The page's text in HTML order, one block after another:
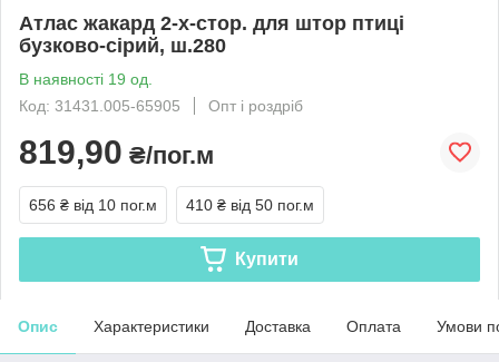
Атлас жакард 2-х-стор. для штор птиці
бузково-сірий, ш.280
В наявності 19 од.
Код: 31431.005-65905
Опт і роздріб
819,90 ₴/пог.м
656 ₴ від 10 пог.м 410 ₴ від 50 пог.м
Купити
Опис Характеристики Доставка Оплата Умови